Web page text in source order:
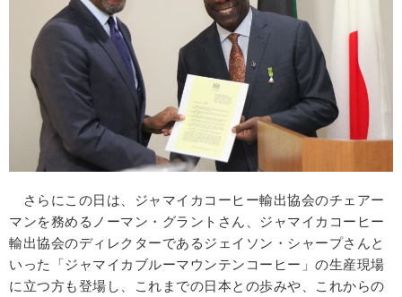
さらにこの日は、ジャマイカコーヒー輸出協会のチェアー
マンを務めるノーマン・グラントさん、ジャマイカコーヒー
輸出協会のディレクターであるジェイソン・シャープさんと
いった「ジャマイカブルーマウンテンコーヒー」の生産現場
に立つ方も登場し、これまでの日本との歩みや、これからの